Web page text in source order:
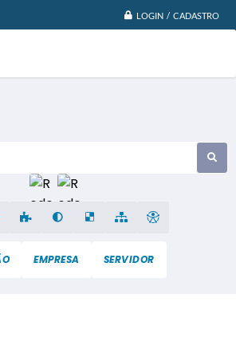
LOGIN / CADASTRO
EMPRESA SERVIDOR